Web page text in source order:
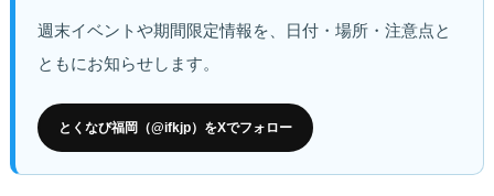
週末イベントや期間限定情報を、日付・場所・注意点と
ともにお知らせします。
とくなび福岡（@ifkjp）をXでフォロー